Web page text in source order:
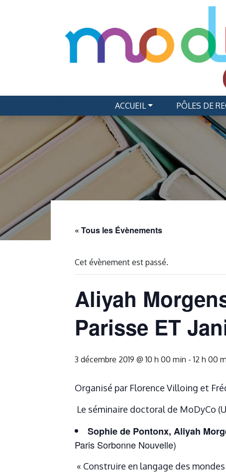
Navigation principale
ACCUEIL PÔLES DE
« Tous les Évènements
Cet évènement est passé.
Aliyah
Parisse ET
3 décembre 2019 @ 10 h 00 min -12 h 00
Organisé par Florence Villoing et
Le séminaire doctoral de MoDyCo
Sophie de Pontonx, Aliyah
Paris Sorbonne Nouvelle)
« Construire en langage des